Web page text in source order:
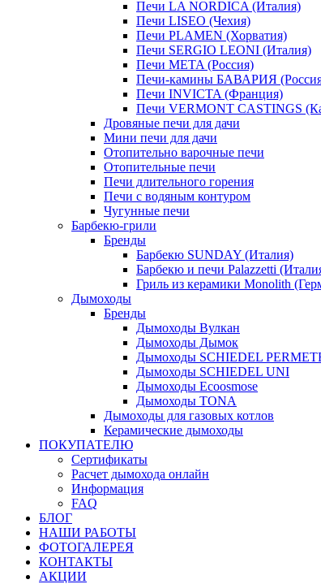
Печи LA NORDICA (Италия)
Печи LISEO (Чехия)
Печи PLAMEN (Хорватия)
Печи SERGIO LEONI (Италия)
Печи META (Россия)
Печи-камины БАВАРИЯ
Печи INVICTA (Франция)
Печи VERMONT CASTINGS
Дровяные печи для дачи
Мини печи для дачи
Отопительно варочные печи
Отопительные печи
Печи длительного горения
Печи с водяным контуром
Чугунные печи
Барбекю-грили
Бренды
Барбекю SUNDAY (Италия)
Барбекю и печи Palazzetti
Гриль из керамики Monolith
Дымоходы
Бренды
Дымоходы Вулкан
Дымоходы Дымок
Дымоходы SCHIEDEL
Дымоходы SCHIEDEL UNI
Дымоходы Ecoosmose
Дымоходы TONA
Дымоходы для газовых котлов
Керамические дымоходы
ПОКУПАТЕЛЮ
Сертификаты
Расчет дымохода онлайн
Информация
FAQ
БЛОГ
НАШИ РАБОТЫ
ФОТОГАЛЕРЕЯ
КОНТАКТЫ
АКЦИИ